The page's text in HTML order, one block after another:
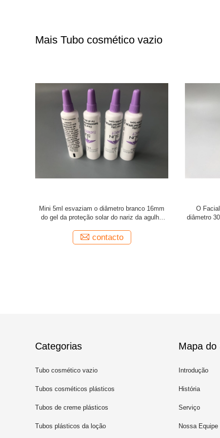
Mais Tubo cosmético vazio
Tubo que empacota, tubos vazios da loção de
Hetalia da loção da cauda da selagem do
contacto
Tela que
tubos
Categorias
Tubo cosmético vazio
Tubos cosméticos plásticos
Tubos de creme plásticos
Tubos plásticos da loção
Mapa do
Introdução
História
Serviço
Nossa Equipe